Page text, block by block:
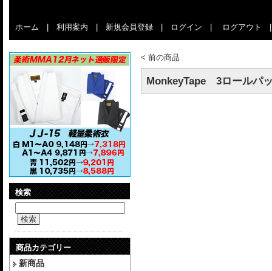
ホーム 利用案内 新規会員登録 ログイン ログアウト
検索
検索
商品カテゴリー
新商品
< 前の商品
MonkeyTape 3ロールパ